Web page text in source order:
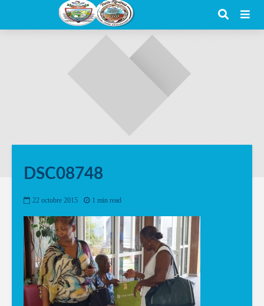
DSC08748
22 octobre 2015 1 min read